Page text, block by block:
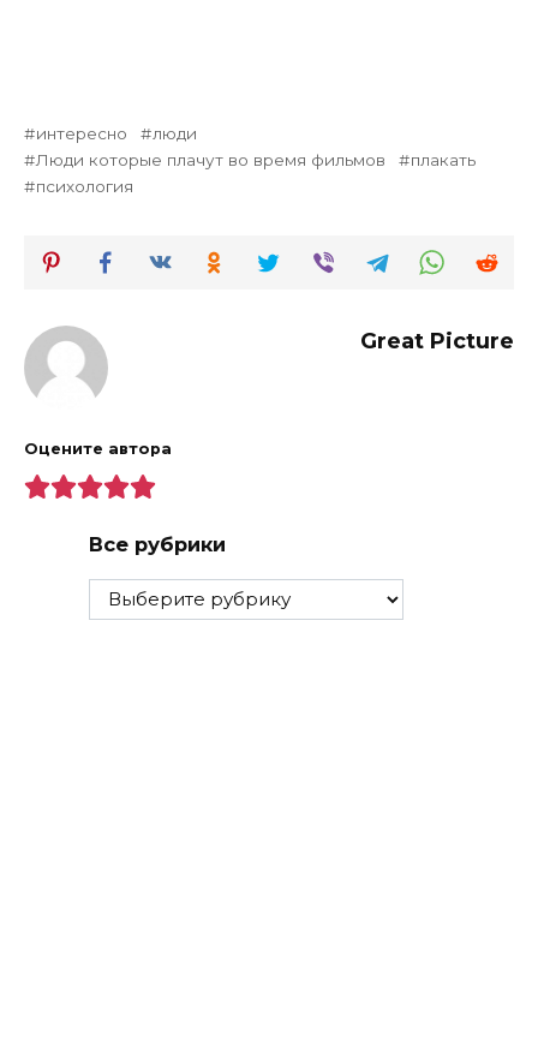
интересно
люди
Люди которые плачут во время фильмов
плакать
психология
Great Picture
Оцените автора
Все рубрики
Все
рубрики